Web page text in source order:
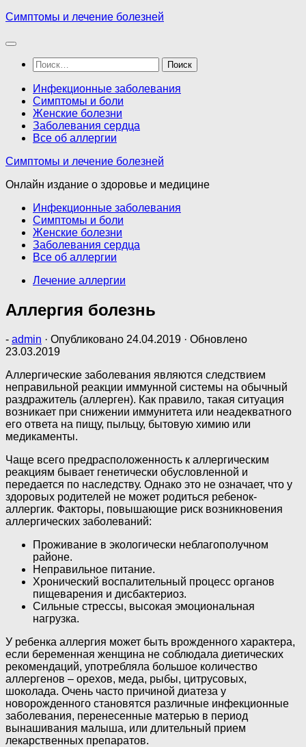
Перейти
содержимому
Симптомы и лечение болезней
Найти:
Инфекционные заболевания
Симптомы и боли
Женские болезни
Заболевания сердца
Все об аллергии
Симптомы и лечение болезней
Онлайн издание о здоровье и медицине
Инфекционные заболевания
Симптомы и боли
Женские болезни
Заболевания сердца
Все об аллергии
Лечение аллергии
Аллергия болезнь
- admin · Опубликовано 24.04.2019 · Обновлено
23.03.2019
Аллергические заболевания являются следствием
неправильной реакции иммунной системы на обычный
раздражитель (аллерген). Как правило, такая ситуация
возникает при снижении иммунитета или неадекватного
его ответа на пищу, пыльцу, бытовую химию или
медикаменты.
Чаще всего предрасположенность к аллергическим
реакциям бывает генетически обусловленной и
передается по наследству. Однако это не означает, что у
здоровых родителей не может родиться ребенок-
аллергик. Факторы, повышающие риск возникновения
аллергических заболеваний:
Проживание в экологически неблагополучном
районе.
Неправильное питание.
Хронический воспалительный процесс органов
пищеварения и дисбактериоз.
Сильные стрессы, высокая эмоциональная
нагрузка.
У ребенка аллергия может быть врожденного характера,
если беременная женщина не соблюдала диетических
рекомендаций, употребляла большое количество
аллергенов – орехов, меда, рыбы, цитрусовых,
шоколада. Очень часто причиной диатеза у
новорожденного становятся различные инфекционные
заболевания, перенесенные матерью в период
вынашивания малыша, или длительный прием
лекарственных препаратов.